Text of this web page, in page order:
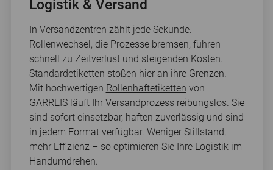
Logistik & Versand
In Versandzentren zählt jede Sekunde.
Rollenwechsel, die Prozesse bremsen, führen
schnell zu Zeitverlust und steigenden Kosten.
Standardetiketten stoßen hier an ihre Grenzen.
Mit hochwertigen Rollenhaftetiketten von
GARREIS läuft Ihr Versandprozess reibungslos. Sie
sind sofort einsetzbar, haften zuverlässig und sind
in jedem Format verfügbar. Weniger Stillstand,
mehr Effizienz – so optimieren Sie Ihre Logistik im
Handumdrehen.